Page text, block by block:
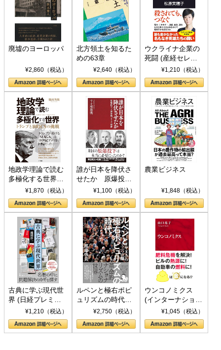
廃墟のヨーロッパ
¥2,860（税込）
北方領土を知るた
めの63章
¥2,640（税込）
ウクライナ企業の
死闘 (産経セレク
ト S 039)¥1,210（税込）
地政学理論で読む
多極化する世界：
トランプとBRICS
の挑戦
¥1,870（税込）
誰が日本を降伏さ
せたか 原爆投
下、ソ連参戦、そ
して聖断 (PHP新
書)
¥1,100（税込）
農業ビジネス
¥1,848（税込）
古典に学ぶ現代世
界 (日経プレミア
シリーズ)¥1,210（税込）
ルペンと極右ポピ
ュリズムの時代：
〈ヤヌス〉の二つ
の顔
¥2,750（税込）
ウンコノミクス
(インターナショナ
ル新書)¥1,045（税込）